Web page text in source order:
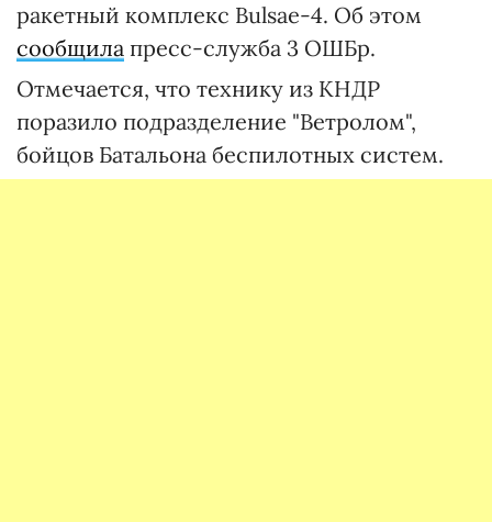
ракетный комплекс Bulsae-4. Об этом
сообщила пресс-служба 3 ОШБр.
Отмечается, что технику из КНДР
поразило подразделение "Ветролом",
бойцов Батальона беспилотных систем.